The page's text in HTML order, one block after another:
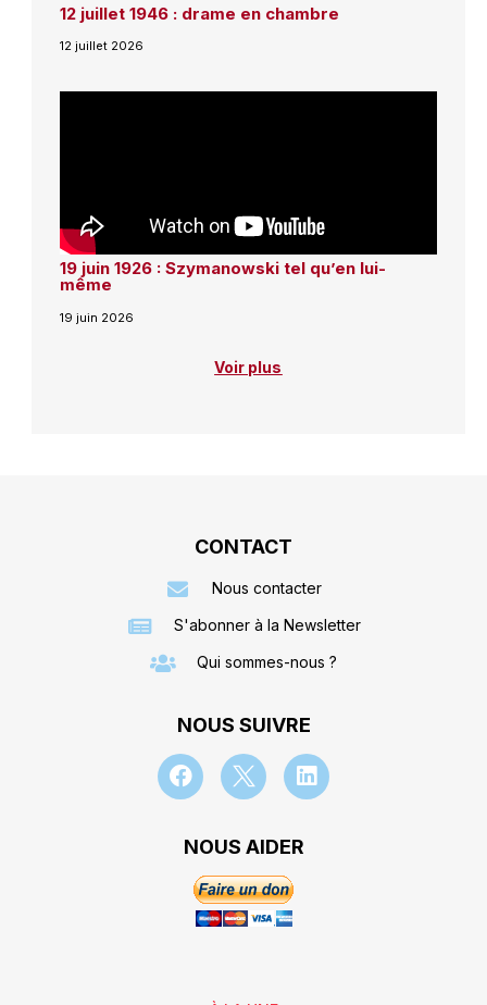
12 juillet 1946 : drame en chambre
12 juillet 2026
19 juin 1926 : Szymanowski tel qu’en lui-
même
19 juin 2026
Voir plus
CONTACT
Nous contacter
S'abonner à la Newsletter
Qui sommes-nous ?
NOUS SUIVRE
NOUS AIDER